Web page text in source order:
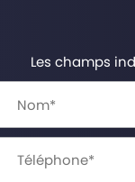
Les champs